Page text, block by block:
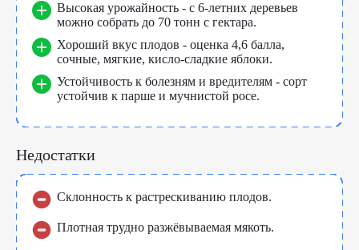
Высокая урожайность - с 6-летних деревьев
можно собрать до 70 тонн с гектара.
Хороший вкус плодов - оценка 4,6 балла,
сочные, мягкие, кисло-сладкие яблоки.
Устойчивость к болезням и вредителям - сорт
устойчив к парше и мучнистой росе.
Недостатки
Склонность к растрескиванию плодов.
Плотная трудно разжёвываемая мякоть.